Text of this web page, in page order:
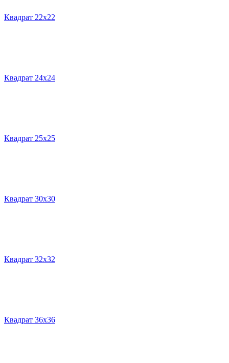
Квадрат 22х22
Квадрат 24х24
Квадрат 25х25
Квадрат 30х30
Квадрат 32х32
Квадрат 36х36